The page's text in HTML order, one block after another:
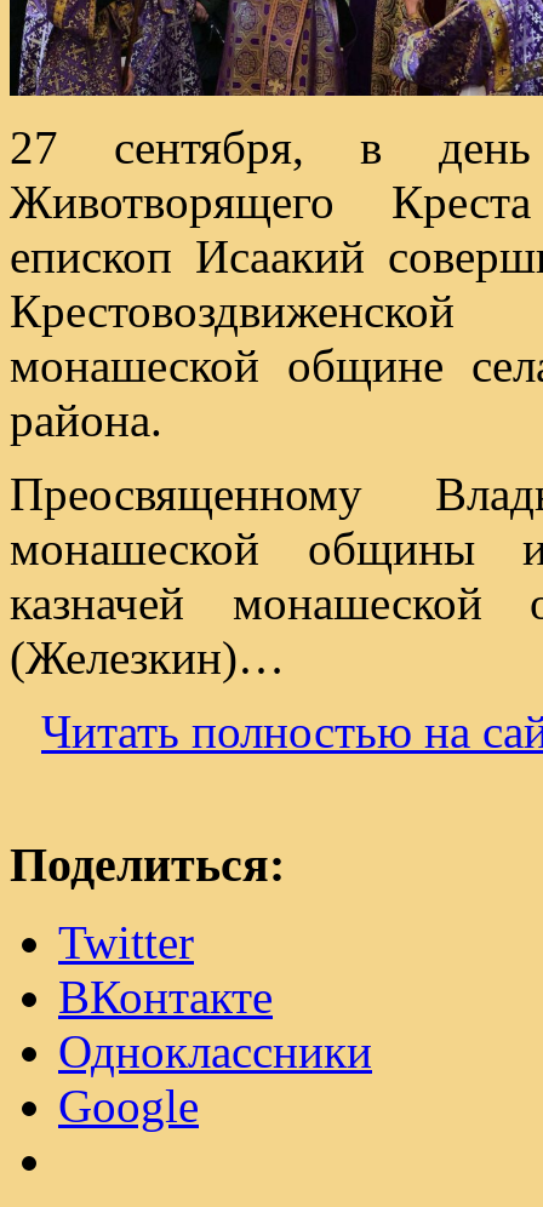
27 сентября, в
Животворящего
епископ Исаакий
монашеской общине
района.
Преосвященному
монашеской общины
казначей
(Железкин)…
Читать полностью
Поделиться:
Twitter
ВКонтакте
Одноклассники
Google